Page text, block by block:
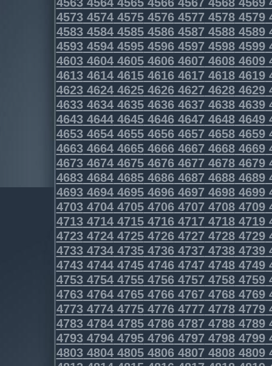
4573457445754576457745784579
4583458445854586458745884589
4593459445954596459745984599
4603460446054606460746084609
4613461446154616461746184619
4623462446254626462746284629
4633463446354636463746384639
4643464446454646464746484649
4653465446554656465746584659
4663466446654666466746684669
4673467446754676467746784679
4683468446854686468746884689
4693469446954696469746984699
4703470447054706470747084709
4713471447154716471747184719
4723472447254726472747284729
4733473447354736473747384739
4743474447454746474747484749
4753475447554756475747584759
4763476447654766476747684769
4773477447754776477747784779
4783478447854786478747884789
4793479447954796479747984799
4803480448054806480748084809